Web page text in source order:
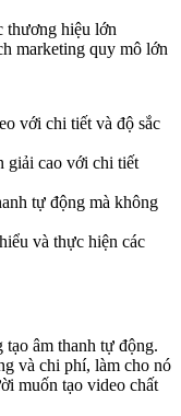
thương hiệu lớn
marketing quy mô lớn
với chi tiết và độ sắc
giải cao với chi tiết
tự động mà không
và thực hiện các
âm thanh tự động.
và chi phí, làm cho nó
muốn tạo video chất